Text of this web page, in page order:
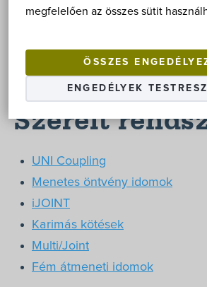
megfelelően az összes sütit
ÖSSZES
ENGEDÉLYEK
www.gfps.com
Minőség, biztonság és
javítás során.
Szerelt
UNI Coupling
Menetes öntvény idomok
iJOINT
Karimás kötések
Multi/Joint
Fém átmeneti idomok